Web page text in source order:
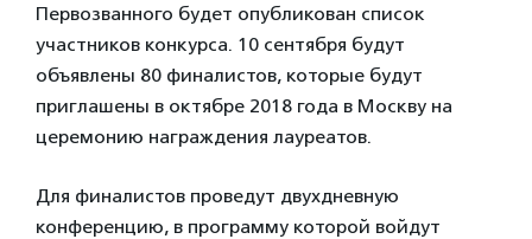
Первозванного будет опубликован список
участников конкурса. 10 сентября будут
объявлены 80 финалистов, которые будут
приглашены в октябре 2018 года в Москву на
церемонию награждения лауреатов.
Для финалистов проведут двухдневную
конференцию, в программу которой войдут